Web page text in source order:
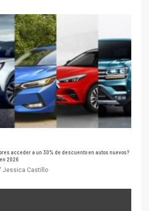
acceder a un 30% de descuento en autos nuevos?
2026
Jessica Castillo